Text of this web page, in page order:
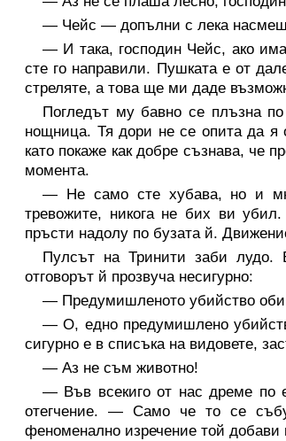
— Чейс — допълни с лека
— И така, господин Чейс, ако
сте го направили. Пушката е от
стреляте, а това ще ми даде
Погледът му бавно се плъзна
нощница. Тя дори не се опита да
като покаже как добре съзнава, че
момента.
— Не само сте хубава, но и
тревожите, никога не бих ви
пръсти надолу по бузата й.
Пулсът на Тринити заби лудо.
отговорът й прозвуча несигурно:
— Предумишленото убийство
— О, едно предумишлено
сигурно е в списъка на видовете,
— Аз не съм животно!
— Във всекиго от нас дреме по
отегчение. — Само че то се
феноменално изречение той